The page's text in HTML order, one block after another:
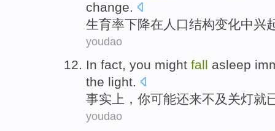
change.
生育率下降在 人口结构变化中兴
youdao
In fact, you might fall asleep
the light.
事实上 ， 你可能还来不及 关灯就
youdao